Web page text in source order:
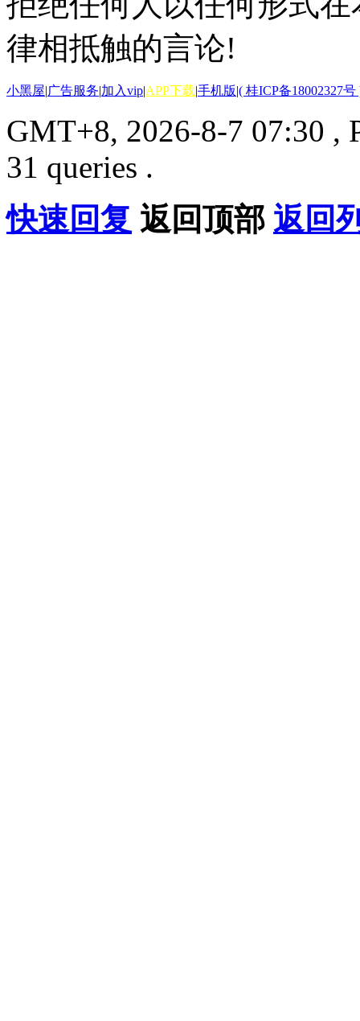
律相抵触的言论!
小黑屋|广告服务|加入vip|APP下载|手机版|( 桂ICP备18002327号
GMT+8, 2026-8-7 07:30 ,
31 queries .
快速回复 返回顶部 返回